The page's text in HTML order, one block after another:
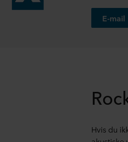
E-mail
Hvis du